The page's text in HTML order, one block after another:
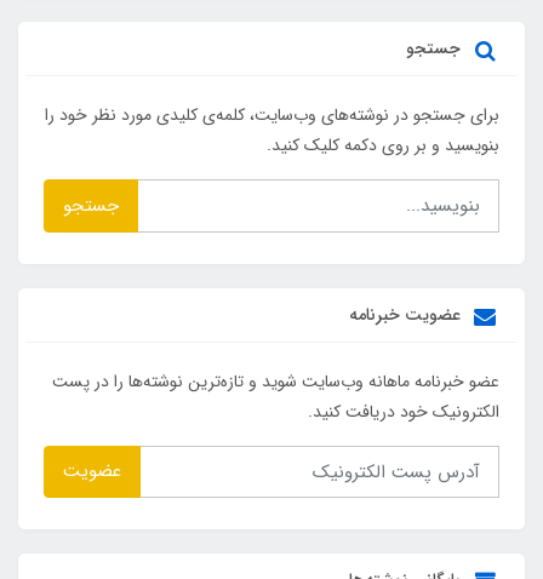
جستجو
برای جستجو در نوشته‌های وب‌سایت، کلمه‌ی کلیدی مورد نظر خود را
بنویسید و بر روی دکمه کلیک کنید.
جستجو
عضویت خبرنامه
عضو خبرنامه ماهانه وب‌سایت شوید و تازه‌ترین نوشته‌ها را در پست
الکترونیک خود دریافت کنید.
عضویت